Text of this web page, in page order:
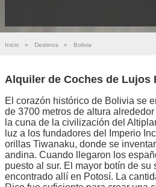
Inicio » Destinos » Bolivia
Alquiler de Coches de Lujos
El corazón histórico de Bolivia se
de 3700 metros de altura
la cuna de la civilización del
luz a los fundadores del Imperio
orillas Tiwanaku, donde se
andina. Cuando llegaron los
puesto al sur. El mayor botín de su
encontrado allí en Potosí. La